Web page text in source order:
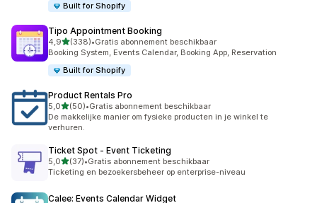
Built for Shopify
Tipo Appointment Booking
4,9van 5 sterren
(338)
338 recensies in totaal
•Gratis abonnement beschikbaar
Booking System, Events Calendar, Booking App, Reservation
Built for Shopify
Product Rentals Pro
5,0van 5 sterren
(50)
50 recensies in totaal
•Gratis abonnement beschikbaar
De makkelijke manier om fysieke producten in je winkel te
verhuren.
Ticket Spot ‑ Event Ticketing
5,0van 5 sterren
(37)
37 recensies in totaal
•Gratis abonnement beschikbaar
Ticketing en bezoekersbeheer op enterprise-niveau
Calee: Events Calendar Widget